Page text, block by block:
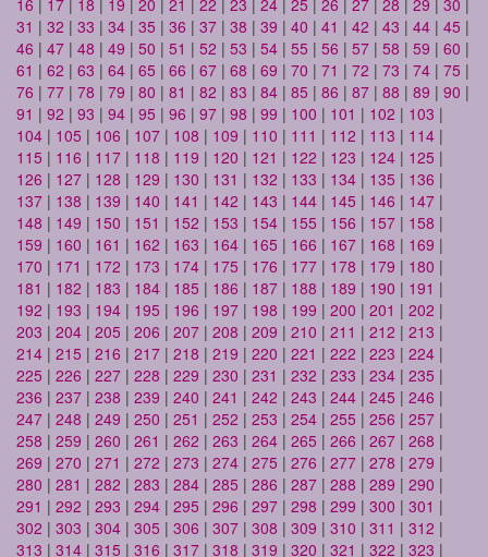
31 | 32 | 33 | 34 | 35 | 36 | 37 | 38 | 39 | 40 | 41 | 42 | 43 | 44 | 45 |
46 | 47 | 48 | 49 | 50 | 51 | 52 | 53 | 54 | 55 | 56 | 57 | 58 | 59 | 60 |
61 | 62 | 63 | 64 | 65 | 66 | 67 | 68 | 69 | 70 | 71 | 72 | 73 | 74 | 75 |
76 | 77 | 78 | 79 | 80 | 81 | 82 | 83 | 84 | 85 | 86 | 87 | 88 | 89 | 90 |
91 | 92 | 93 | 94 | 95 | 96 | 97 | 98 | 99 | 100 | 101 | 102 | 103 |
104 | 105 | 106 | 107 | 108 | 109 | 110 | 111 | 112 | 113 | 114 |
115 | 116 | 117 | 118 | 119 | 120 | 121 | 122 | 123 | 124 | 125 |
126 | 127 | 128 | 129 | 130 | 131 | 132 | 133 | 134 | 135 | 136 |
137 | 138 | 139 | 140 | 141 | 142 | 143 | 144 | 145 | 146 | 147 |
148 | 149 | 150 | 151 | 152 | 153 | 154 | 155 | 156 | 157 | 158 |
159 | 160 | 161 | 162 | 163 | 164 | 165 | 166 | 167 | 168 | 169 |
170 | 171 | 172 | 173 | 174 | 175 | 176 | 177 | 178 | 179 | 180 |
181 | 182 | 183 | 184 | 185 | 186 | 187 | 188 | 189 | 190 | 191 |
192 | 193 | 194 | 195 | 196 | 197 | 198 | 199 | 200 | 201 | 202 |
203 | 204 | 205 | 206 | 207 | 208 | 209 | 210 | 211 | 212 | 213 |
214 | 215 | 216 | 217 | 218 | 219 | 220 | 221 | 222 | 223 | 224 |
225 | 226 | 227 | 228 | 229 | 230 | 231 | 232 | 233 | 234 | 235 |
236 | 237 | 238 | 239 | 240 | 241 | 242 | 243 | 244 | 245 | 246 |
247 | 248 | 249 | 250 | 251 | 252 | 253 | 254 | 255 | 256 | 257 |
258 | 259 | 260 | 261 | 262 | 263 | 264 | 265 | 266 | 267 | 268 |
269 | 270 | 271 | 272 | 273 | 274 | 275 | 276 | 277 | 278 | 279 |
280 | 281 | 282 | 283 | 284 | 285 | 286 | 287 | 288 | 289 | 290 |
291 | 292 | 293 | 294 | 295 | 296 | 297 | 298 | 299 | 300 | 301 |
302 | 303 | 304 | 305 | 306 | 307 | 308 | 309 | 310 | 311 | 312 |
313 | 314 | 315 | 316 | 317 | 318 | 319 | 320 | 321 | 322 | 323 |